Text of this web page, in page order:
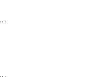
姫路市で集客力アップ！？（その２）